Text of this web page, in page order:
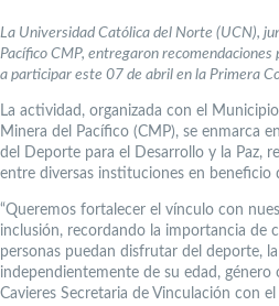
La Universidad Católica del Norte (UCN),
Pacífico CMP, entregaron
a participar este 07 de abril en la Primera
La actividad, organizada con el
Minera del Pacífico (CMP), se enmarca
del Deporte para el Desarrollo y la Paz,
entre diversas instituciones en beneficio
“Queremos fortalecer el vínculo con
inclusión, recordando la importancia de
personas puedan disfrutar del deporte,
independientemente de su edad, género
Cavieres Secretaria de Vinculación con